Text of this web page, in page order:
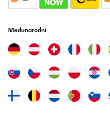
Međunarodni